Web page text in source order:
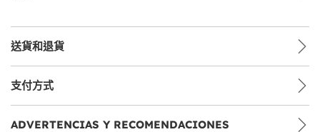
送貨和退貨
支付方式
ADVERTENCIAS Y RECOMENDACIONES